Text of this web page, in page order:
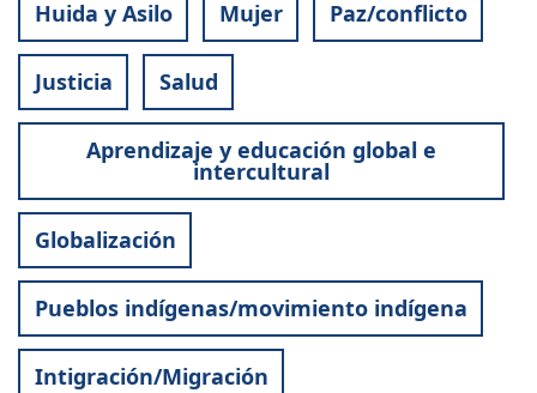
Huida y Asilo Mujer Paz/conflicto
Justicia Salud
Aprendizaje y educación global e
intercultural
Globalización
Pueblos indígenas/movimiento indígena
Intigración/Migración